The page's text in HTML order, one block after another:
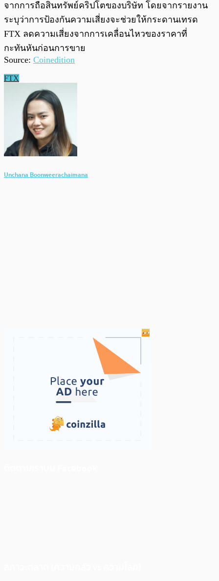
จากการถือสินทรัพย์คริปโตของบริษัท โดยจากรายงาน
ระบุว่าการป้องกันความเสี่ยงจะช่วยให้กระดานเทรด
FTX ลดความเสี่ยงจากการเคลื่อนไหวของราคาที่
กะทันหันก่อนการขาย
Source: Coinedition
FTX
Unchana Boonweerachaimana